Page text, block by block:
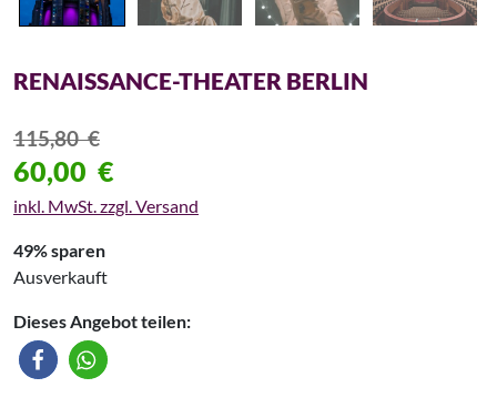
RENAISSANCE-THEATER BERLIN
115,80€
60,00 €
inkl. MwSt. zzgl. Versand
49% sparen
Ausverkauft
Dieses Angebot teilen: